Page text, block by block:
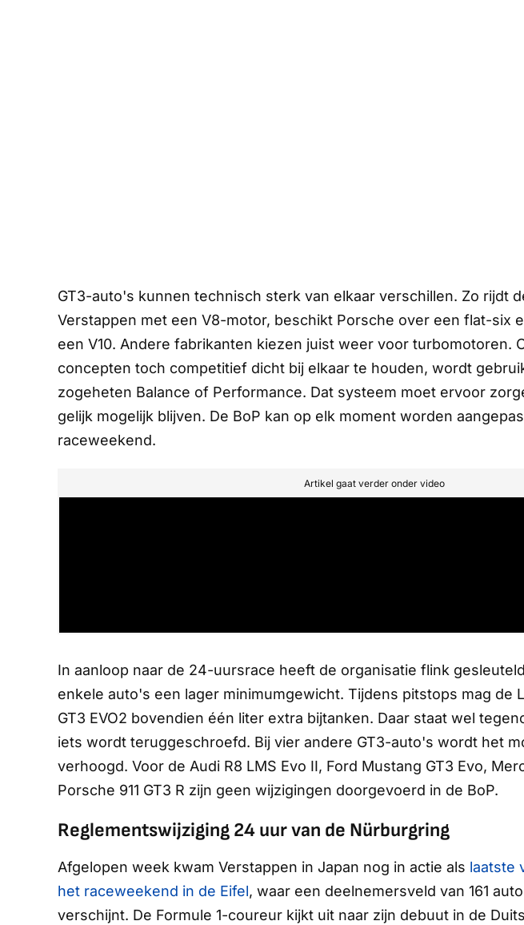
GT3-auto's kunnen technisch sterk van elkaar verschillen. Zo rijdt
Verstappen met een V8-motor, beschikt Porsche over een flat-six
een V10. Andere fabrikanten kiezen juist weer voor turbomotoren.
concepten toch competitief dicht bij elkaar te houden, wordt
zogeheten Balance of Performance. Dat systeem moet ervoor
gelijk mogelijk blijven. De BoP kan op elk moment worden
raceweekend.
Artikel gaat verder onder video
In aanloop naar de 24-uursrace heeft de organisatie flink
enkele auto's een lager minimumgewicht. Tijdens pitstops mag de
GT3 EVO2 bovendien één liter extra bijtanken. Daar staat wel
iets wordt teruggeschroefd. Bij vier andere GT3-auto's wordt het
verhoogd. Voor de Audi R8 LMS Evo II, Ford Mustang GT3 Evo,
Porsche 911 GT3 R zijn geen wijzigingen doorgevoerd in de BoP.
Reglementswijziging 24 uur van de Nürburgring
Afgelopen week kwam Verstappen in Japan nog in actie als laatste
het raceweekend in de Eifel, waar een deelnemersveld van 161
verschijnt. De Formule 1-coureur kijkt uit naar zijn debuut in de